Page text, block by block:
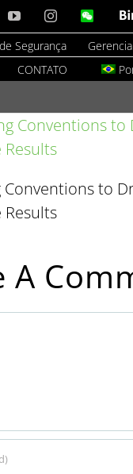
YouTubeInstagramWeChat
Segurança
CONTATO
Conventions to
A